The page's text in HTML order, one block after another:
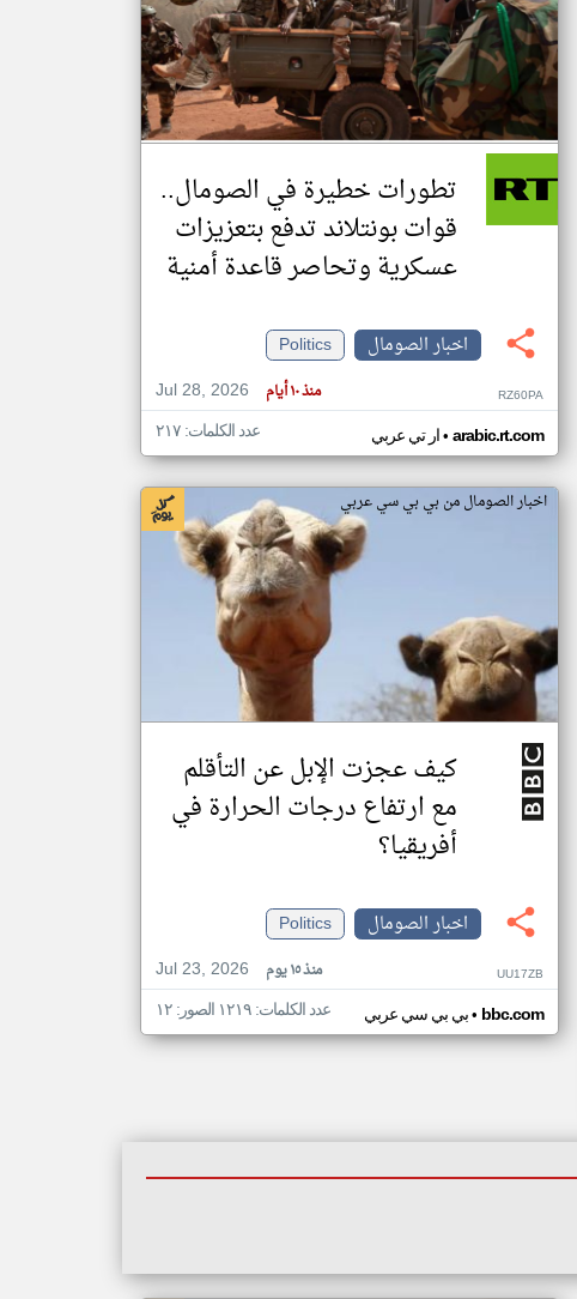
تغيير الدولة
مصادر الأخبار من الصومال
اخبار الصومال على مدار الساعة
أهم اخبار الصومال العاجلة والمباشرة
تطورات خطيرة في الصومال..
قوات بونتلاند تدفع بتعزيزات
عسكرية وتحاصر قاعدة أمنية
اخبار الصومال
Politics
Jul 28, 2026
منذ ١٠ أيام RZ60PA
ار تي عربي• arabic.rt.com عدد الكلمات: ٢١٧
اخبار الصومال من بي بي سي عربي
كيف عجزت الإبل عن التأقلم
مع ارتفاع درجات الحرارة في
أفريقيا؟
اخبار الصومال
Politics
Jul 23, 2026
منذ ١٥ يوم UU17ZB
بي بي سي عربي• bbc.com عدد الكلمات: ١٢١٩ الصور: ١٢
klyoum.com